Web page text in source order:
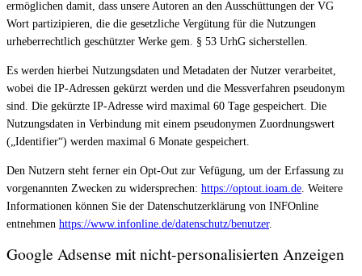
ermöglichen damit, dass unsere Autoren an den Ausschüttungen der VG
Wort partizipieren, die die gesetzliche Vergütung für die Nutzungen
urheberrechtlich geschützter Werke gem. § 53 UrhG sicherstellen.
Es werden hierbei Nutzungsdaten und Metadaten der Nutzer verarbeitet,
wobei die IP-Adressen gekürzt werden und die Messverfahren pseudonym
sind. Die gekürzte IP-Adresse wird maximal 60 Tage gespeichert. Die
Nutzungsdaten in Verbindung mit einem pseudonymen Zuordnungswert
(„Identifier“) werden maximal 6 Monate gespeichert.
Den Nutzern steht ferner ein Opt-Out zur Vefügung, um der Erfassung zu
vorgenannten Zwecken zu widersprechen: https://optout.ioam.de. Weitere
Informationen können Sie der Datenschutzerklärung von INFOnline
entnehmen https://www.infonline.de/datenschutz/benutzer.
Google Adsense mit nicht-personalisierten Anzeigen